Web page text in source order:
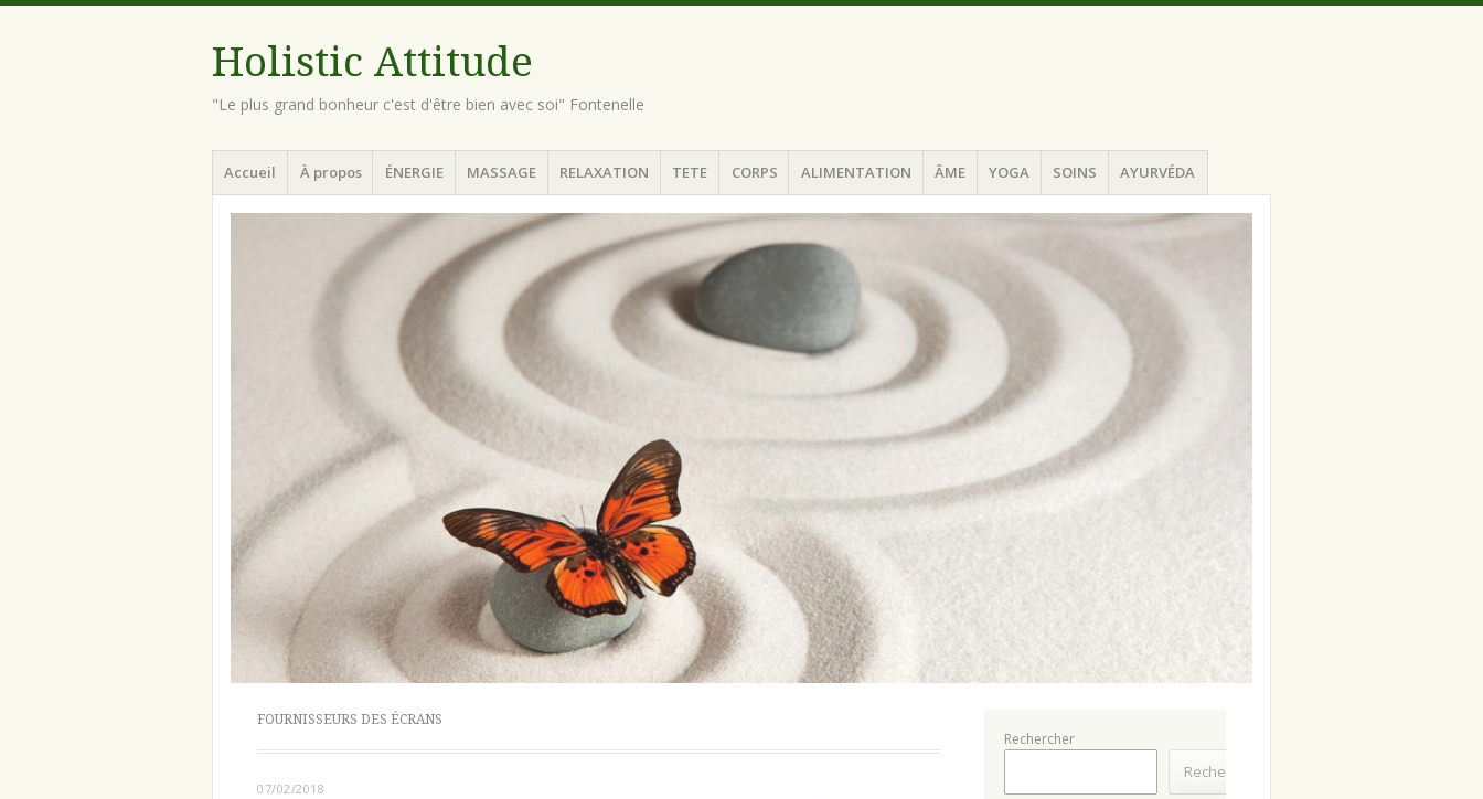
Holistic Attitude
"Le plus grand bonheur c'est d'être bien avec soi" Fontenelle
Menu
Aller
au
contenu
Accueil À propos ÉNERGIE MASSAGE RELAXATION TETE CORPS ALIMENTATION ÂME YOGA SOINS AYURVÉDA
FOURNISSEURS DES ÉCRANS
07/02/2018
Rechercher
Rechercher